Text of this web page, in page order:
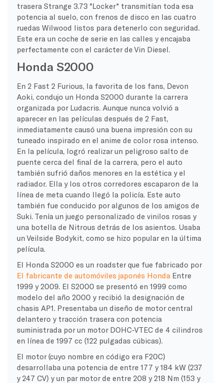
trasera Strange 3.73 "Locker" transmitían toda esa
potencia al suelo, con frenos de disco en las cuatro
ruedas Wilwood listos para detenerlo con seguridad.
Este era un coche de serie en las calles y encajaba
perfectamente con el carácter de Vin Diesel.
Honda S2000
En 2 Fast 2 Furious, la favorita de los fans, Devon
Aoki, condujo un Honda S2000 durante la carrera
organizada por Ludacris. Aunque nunca volvió a
aparecer en las películas después de 2 Fast,
inmediatamente causó una buena impresión con su
tuneado inspirado en el anime de color rosa intenso.
En la película, logró realizar un peligroso salto de
puente cerca del final de la carrera, pero el auto
también sufrió daños menores en la estética y el
radiador. Ella y los otros corredores escaparon de la
línea de meta cuando llegó la policía. Este auto
también fue conducido por algunos de los amigos de
Suki. Tenía un juego personalizado de vinilos rosas y
una botella de Nitrous detrás de los asientos. Usaba
un Veilside Bodykit, como se hizo popular en la última
película.
El Honda S2000 es un roadster que fue fabricado por
El fabricante de automóviles japonés Honda Entre
1999 y 2009. El S2000 se presentó en 1999 como
modelo del año 2000 y recibió la designación de
chasis AP1. Presentaba un diseño de motor central
delantero y tracción trasera con potencia
suministrada por un motor DOHC-VTEC de 4 cilindros
en línea de 1997 cc (122 pulgadas cúbicas).
El motor (cuyo nombre en código era F20C)
desarrollaba una potencia de entre 177 y 184 kW (237
y 247 CV) y un par motor de entre 208 y 218 Nm (153 y